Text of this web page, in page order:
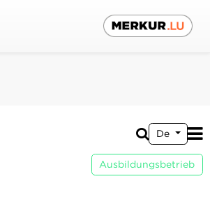
De
Ausbildungsbetrieb